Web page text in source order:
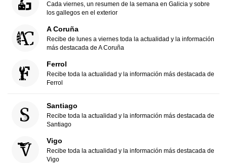
Cada viernes, un resumen de la semana en Galicia y sobre
los gallegos en el exterior
A Coruña
Recibe de lunes a viernes toda la actualidad y la información
más destacada de A Coruña
Ferrol
Recibe toda la actualidad y la información más destacada de
Ferrol
Santiago
Recibe toda la actualidad y la información más destacada de
Santiago
Vigo
Recibe toda la actualidad y la información más destacada de
Vigo